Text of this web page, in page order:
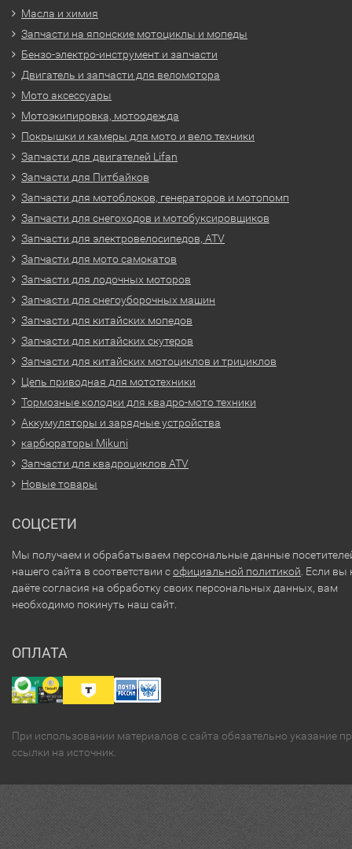
Масла и химия
Запчасти на японские мотоциклы и мопеды
Бензо-электро-инструмент и запчасти
Двигатель и запчасти для веломотора
Мото аксессуары
Мотоэкипировка, мотоодежда
Покрышки и камеры для мото и вело техники
Запчасти для двигателей Lifan
Запчасти для Питбайков
Запчасти для мотоблоков, генераторов и мотопомп
Запчасти для снегоходов и мотобуксировщиков
Запчасти для электровелосипедов, ATV
Запчасти для мото самокатов
Запчасти для лодочных моторов
Запчасти для снегоуборочных машин
Запчасти для китайских мопедов
Запчасти для китайских скутеров
Запчасти для китайских мотоциклов и трициклов
Цепь приводная для мототехники
Тормозные колодки для квадро-мото техники
Аккумуляторы и зарядные устройства
карбюраторы Mikuni
Запчасти для квадроциклов ATV
Новые товары
СОЦСЕТИ
Мы получаем и обрабатываем персональные данные
нашего сайта в соответствии софициальной политикой . Если вы
даёте согласия на обработку своих персональных данных, вам
необходимо покинуть наш сайт.
ОПЛАТА
При использовании материалов с сайта обязательно указание
ссылки на источник.